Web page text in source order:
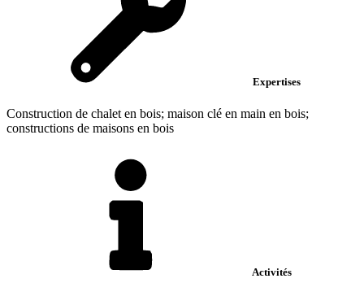
Expertises
Construction de chalet en bois; maison clé en main en bois;
constructions de maisons en bois
Activités